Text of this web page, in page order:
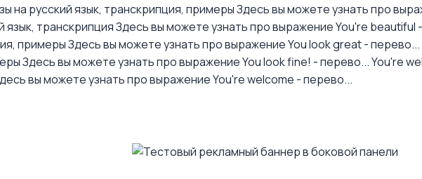
на русский язык, транскрипция, примерыЗдесь вы можете узнать про
язык, транскрипцияЗдесь вы можете узнать про выражение You're beautiful
примерыЗдесь вы можете узнать про выражение You look great - перево...
Здесь вы можете узнать про выражение You look fine! - перево...You're
вы можете узнать про выражение You're welcome - перево...